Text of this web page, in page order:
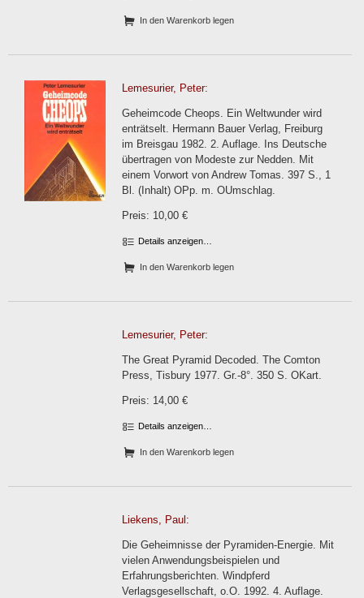
In den Warenkorb legen
Lemesurier, Peter:
Geheimcode Cheops. Ein Weltwunder wird
enträtselt. Hermann Bauer Verlag, Freiburg
im Breisgau 1982. 2. Auflage. Ins Deutsche
übertragen von Modeste zur Nedden. Mit
einem Vorwort von Andrew Tomas. 397 S., 1
Bl. (Inhalt) OPp. m. OUmschlag.
Preis: 10,00 €
Details anzeigen…
In den Warenkorb legen
Lemesurier, Peter:
The Great Pyramid Decoded. The Comton
Press, Tisbury 1977. Gr.-8°. 350 S. OKart.
Preis: 14,00 €
Details anzeigen…
In den Warenkorb legen
Liekens, Paul:
Die Geheimnisse der Pyramiden-Energie. Mit
vielen Anwendungsbeispielen und
Erfahrungsberichten. Windpferd
Verlagsgesellschaft, o.O. 1992. 4. Auflage.